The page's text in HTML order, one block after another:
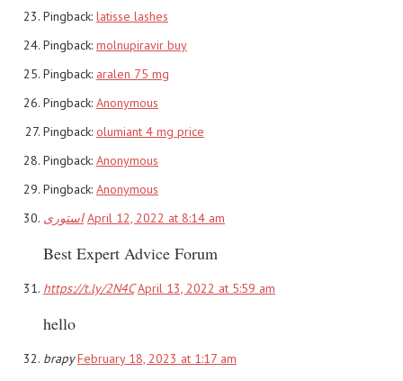
Pingback: latisse lashes
Pingback: molnupiravir buy
Pingback: aralen 75 mg
Pingback: Anonymous
Pingback: olumiant 4 mg price
Pingback: Anonymous
Pingback: Anonymous
استوری April 12, 2022 at 8:14 am
Best Expert Advice Forum
https://t.ly/2N4C April 13, 2022 at 5:59 am
hello
brapyFebruary 18, 2023 at 1:17 am